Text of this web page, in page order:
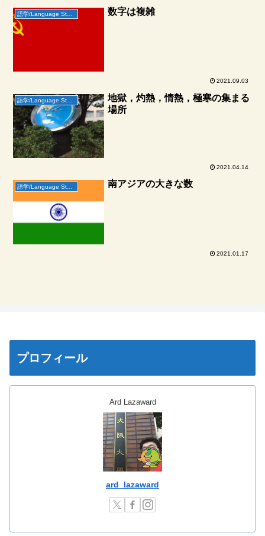
語学/Language Study 数字は複雑
2021.09.03
語学/Language Study
地獄，灼熱，情熱，極寒の集まる
場所
2021.04.14
語学/Language Study 南アジアの大きな数
2021.01.17
プロフィール
Ard Lazaward
ard_lazaward